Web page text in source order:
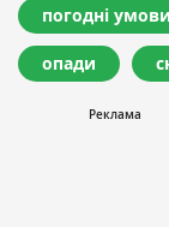
погодні умови
опади